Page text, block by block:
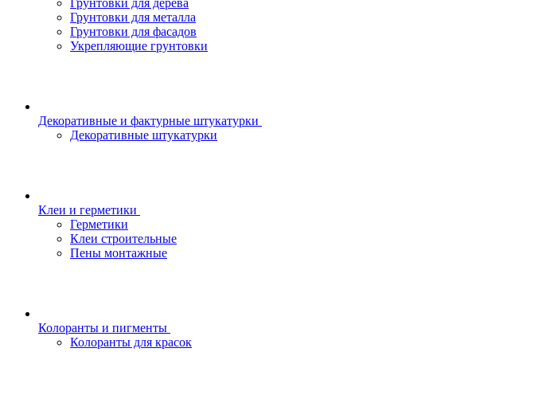
Грунтовки для дерева
Грунтовки для металла
Грунтовки для фасадов
Укрепляющие грунтовки
Декоративные и фактурные штукатурки
Декоративные штукатурки
Клеи и герметики
Герметики
Клеи строительные
Пены монтажные
Колоранты и пигменты
Колоранты для красок